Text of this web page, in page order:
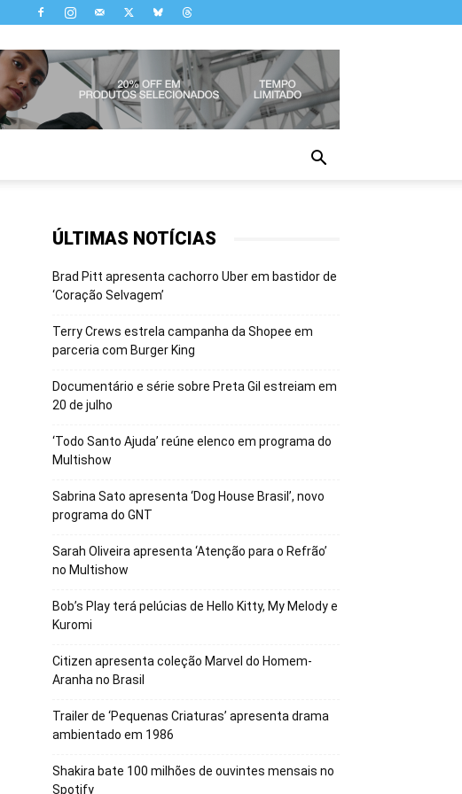
ÚLTIMAS NOTÍCIAS
Brad Pitt apresenta cachorro Uber em bastidor de
‘Coração Selvagem’
Terry Crews estrela campanha da Shopee em
parceria com Burger King
Documentário e série sobre Preta Gil estreiam em
20 de julho
‘Todo Santo Ajuda’ reúne elenco em programa do
Multishow
Sabrina Sato apresenta ‘Dog House Brasil’, novo
programa do GNT
Sarah Oliveira apresenta ‘Atenção para o Refrão’
no Multishow
Bob’s Play terá pelúcias de Hello Kitty, My Melody e
Kuromi
Citizen apresenta coleção Marvel do Homem-
Aranha no Brasil
Trailer de ‘Pequenas Criaturas’ apresenta drama
ambientado em 1986
Shakira bate 100 milhões de ouvintes mensais no
Spotify